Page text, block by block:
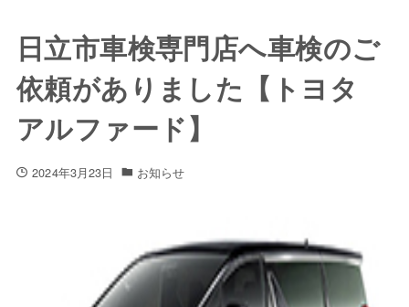
日立市車検専門店へ車検のご
依頼がありました【トヨタ
アルファード】
2024年3月23日 お知らせ